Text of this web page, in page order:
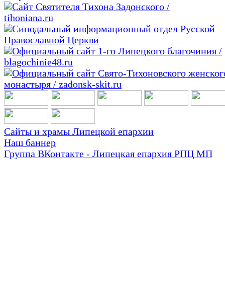
Сайты и храмы Липецкой епархии
Наш баннер
Группа ВКонтакте - Липецкая епархия РПЦ МП